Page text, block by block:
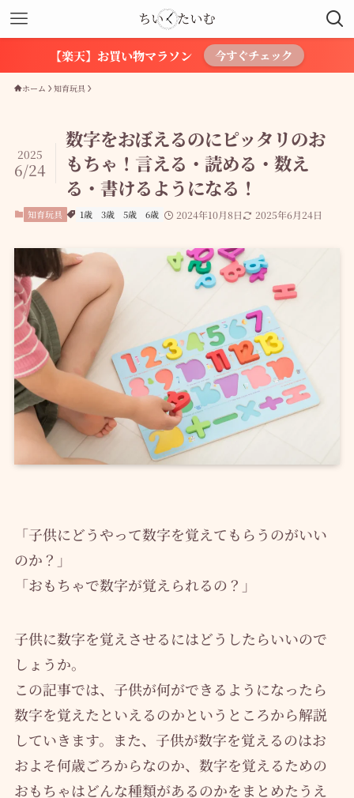
【楽天】お買い物マラソン 今すぐチェック
ホーム 知育玩具
数字をおぼえるのにピッタリのお
もちゃ！言える・読める・数え
る・書けるようになる！
2025
6/24
知育玩具 1歳 3歳 5歳 6歳 2024年10月8日 2025年6月24日
「子供にどうやって数字を覚えてもらうのがいい
のか？」
「おもちゃで数字が覚えられるの？」
子供に数字を覚えさせるにはどうしたらいいので
しょうか。
この記事では、子供が何ができるようになったら
数字を覚えたといえるのかというところから解説
していきます。また、子供が数字を覚えるのはお
およそ何歳ごろからなのか、数字を覚えるための
おもちゃはどんな種類があるのかをまとめたうえ